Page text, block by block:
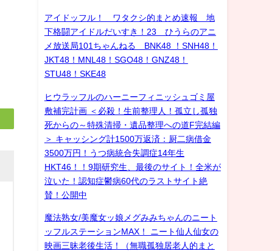
アイドッフル！ ワタクシ的まとめ速報 地
下格闘アイドルだいすき！23 ひうらのアニ
メ放送局101ちゃんねる BNK48 ！SNH48！
JKT48！MNL48！SGO48！GNZ48！
STU48！SKE48
ヒウラッフルのハーニーフィニッシュゴミ屋
敷補完計画 ＜必殺！生前整理人！孤立し孤独
死からの～特殊清掃・遺品整理への道F完結編
＞ キャッシング計1500万返済：厨二病借金
3500万円！うつ病統合失調症14年生
HKT46！！9期研究生、最後のサイト！全米が
泣いた！認知症鬱病60代のラストサイト絶
賛！公開中
魔法熟女/美魔女ッ娘メグみみちゃんのニート
ッフルステーションMAX！ ニート仙人仙女の
映画三昧老後生活！（無職孤独居老人的まと